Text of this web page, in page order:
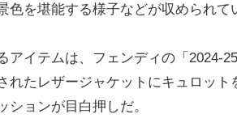
色を堪能する様子などが収められて
イテムは、フェンディの「2024-
れたレザージャケットにキュロッ
ションが目白押しだ。